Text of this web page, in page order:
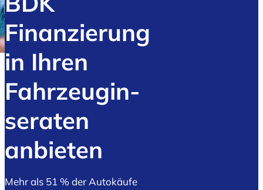
Finanzierung
in Ihren
Fahrzeugin­
seraten
anbieten
Mehr als 51 % der Autokäufe